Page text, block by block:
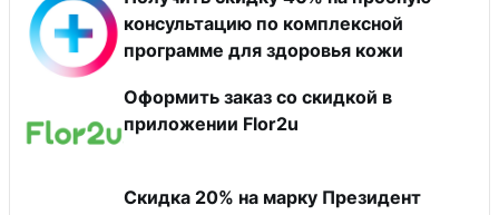
консультацию по комплексной
программе для здоровья кожи
Оформить заказ со скидкой в
приложении Flor2u
Скидка 20% на марку Президент